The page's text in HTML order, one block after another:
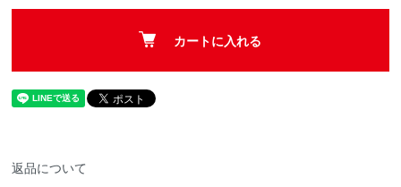
カートに入れる
返品について